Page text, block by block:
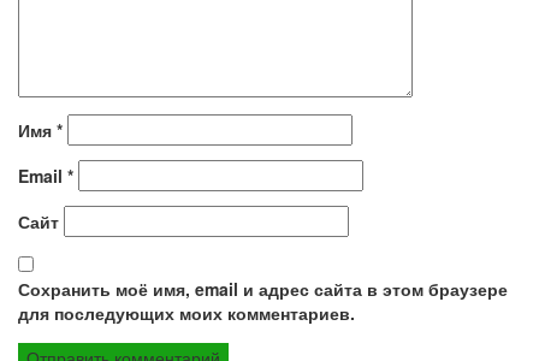
Имя *
Email *
Сайт
Сохранить моё имя, email и адрес сайта в этом браузере
для последующих моих комментариев.